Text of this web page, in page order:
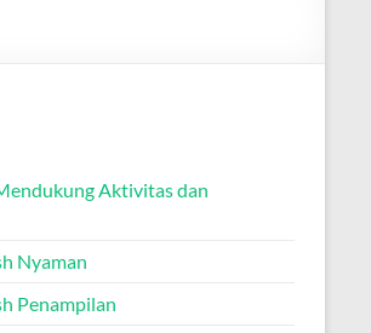
Aktivitas dan
Nyaman
Penampilan